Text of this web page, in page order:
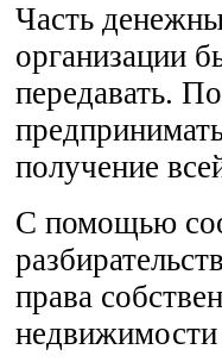
Часть
организации
передавать.
получение
С помощью
права